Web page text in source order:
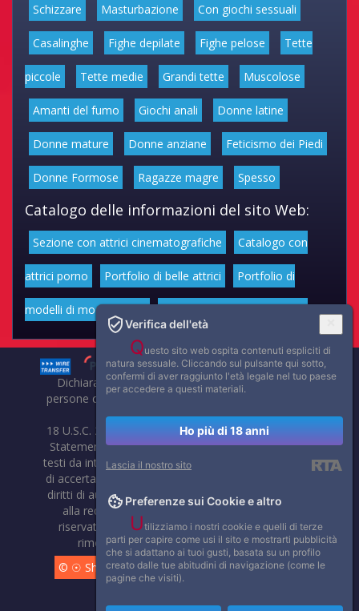
Schizzare Masturbazione Con giochi sessuali
Casalinghe Fighe depilate Fighe pelose Tette
piccole Tette medie Grandi tette Muscolose
Amanti del fumo Giochi anali Donne latine
Donne mature Donne anziane Feticismo dei Piedi
Donne Formose Ragazze magre Spesso
Catalogo delle informazioni del sito Web:
Sezione con attrici cinematografiche Catalogo con
attrici porno Portfolio di belle attrici Portfolio di
modelli di moda volgari Affascinanti star dello sport
Dichiarazione di non responsabilità: tutti i membri e le
persone che compaiono su questo sito hanno almeno 18
anni.
18 U.S.C. 2257 Record-Keeping Requirements Compliance
Statement. Affaritaliani, prima di pubblicare foto, video o
testi da internet, compie tutte le opportune verifiche al fine
di accertarne il libero regime di circolazione e non violare i
diritti di autore o altri diritti esclusivi di terzi. Per segnalare
alla redazione eventuali errori nell'uso del materiale
riservato, scriveteci: provvederemo prontamente alla
rimozione del materiale lesivo di diritti di terzi.
© ☉ Show di Sesso VivoCam. 2014 - 2026. Tutti i diritti
Verifica dell'età
Questo sito web ospita contenuti espliciti di
natura sessuale. Cliccando sul pulsante qui sotto,
confermi di aver raggiunto l'età legale nel tuo paese
per accedere a questi materiali.
Ho più di 18 anni
Lascia il nostro sito
Preferenze sui Cookie e altro
Utilizziamo i nostri cookie e quelli di terze
parti per capire come usi il sito e mostrarti pubblicità
che si adattano ai tuoi gusti, basata su un profilo
creato dalle tue abitudini di navigazione (come le
pagine che visiti).